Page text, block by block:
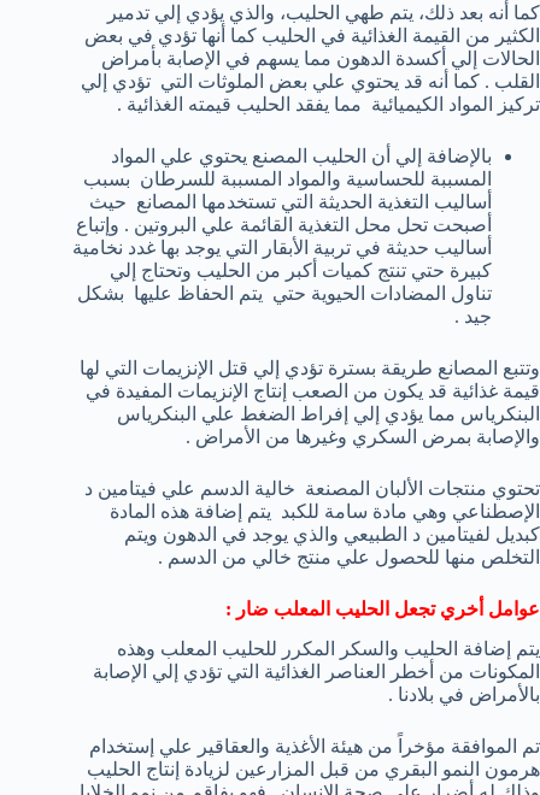
كما أنه بعد ذلك، يتم طهي الحليب، والذي يؤدي إلي تدمير
الكثير من القيمة الغذائية في الحليب كما أنها تؤدي في بعض
الحالات إلي أكسدة الدهون مما يسهم في الإصابة بأمراض
القلب . كما أنه قد يحتوي علي بعض الملوثات التي تؤدي إلي
تركيز المواد الكيميائية مما يفقد الحليب قيمته الغذائية .
بالإضافة إلي أن الحليب المصنع يحتوي علي المواد
المسببة للحساسية والمواد المسببة للسرطان بسبب
أساليب التغذية الحديثة التي تستخدمها المصانع حيث
أصبحت تحل محل التغذية القائمة علي البروتين . وإتباع
أساليب حديثة في تربية الأبقار التي يوجد بها غدد نخامية
كبيرة حتي تنتج كميات أكبر من الحليب وتحتاج إلي
تناول المضادات الحيوية حتي يتم الحفاظ عليها بشكل
جيد .
وتتبع المصانع طريقة بسترة تؤدي إلي قتل الإنزيمات التي لها
قيمة غذائية قد يكون من الصعب إنتاج الإنزيمات المفيدة في
البنكرياس مما يؤدي إلي إفراط الضغط علي البنكرياس
والإصابة بمرض السكري وغيرها من الأمراض .
تحتوي منتجات الألبان المصنعة خالية الدسم علي فيتامين د
الإصطناعي وهي مادة سامة للكبد يتم إضافة هذه المادة
كبديل لفيتامين د الطبيعي والذي يوجد في الدهون ويتم
التخلص منها للحصول علي منتج خالي من الدسم .
عوامل أخري تجعل الحليب المعلب ضار :
يتم إضافة الحليب والسكر المكرر للحليب المعلب وهذه
المكونات من أخطر العناصر الغذائية التي تؤدي إلي الإصابة
بالأمراض في بلادنا .
تم الموافقة مؤخراً من هيئة الأغذية والعقاقير علي إستخدام
هرمون النمو البقري من قبل المزارعين لزيادة إنتاج الحليب